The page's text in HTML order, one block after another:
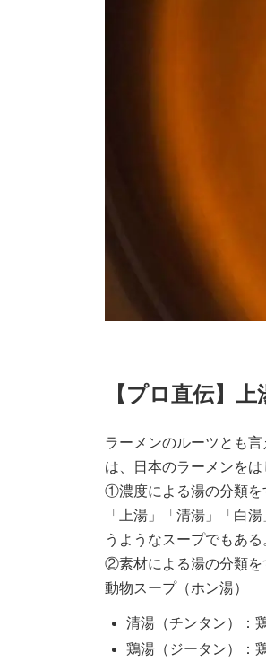
【プロ直伝】
ラーメンのルーツとも
は、日本のラーメンを
①濃度による湯の分類を
「上湯」「清湯」「白
うようなスープでもあ
②素材による湯の分類を
動物スープ（ホン湯）
清湯（チンタン）：
鶏湯（ジータン）：